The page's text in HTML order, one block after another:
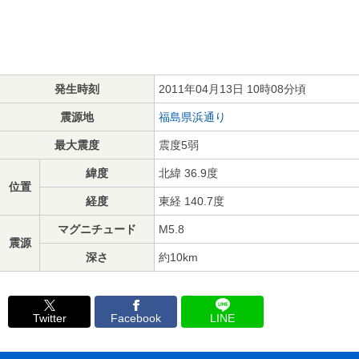
発生時刻 2011年04月13日 10時08分頃
震源地 福島県浜通り
最大震度 震度5弱
位置
緯度 北緯 36.9度
経度 東経 140.7度
震源
マグニチュード M5.8
深さ 約10km
Twitter Facebook LINE